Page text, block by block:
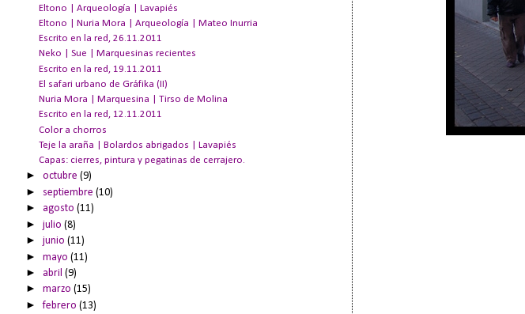
Eltono | Arqueología | Lavapiés
Eltono | Nuria Mora | Arqueología | Mateo Inurria
Escrito en la red, 26.11.2011
Neko | Sue | Marquesinas recientes
Escrito en la red, 19.11.2011
El safari urbano de Gráfika (II)
Nuria Mora | Marquesina | Tirso de Molina
Escrito en la red, 12.11.2011
Color a chorros
Teje la araña | Bolardos abrigados | Lavapiés
Capas: cierres, pintura y pegatinas de cerrajero.
►octubre(9)
► septiembre(10)
► agosto(11)
►julio(8)
►junio(11)
►mayo(11)
► abril(9)
►marzo(15)
►febrero(13)